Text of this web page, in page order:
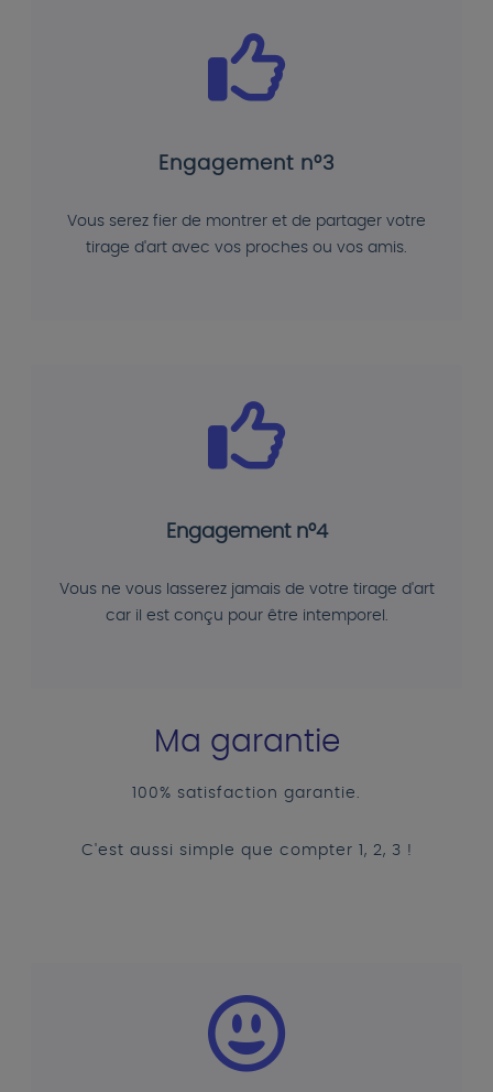
Engagement n°3
Vous serez fier de montrer et de partager votre
tirage d'art avec vos proches ou vos amis.
Engagement n°4
Vous ne vous lasserez jamais de votre tirage d'art
car il est conçu pour être intemporel.
Ma garantie
100% satisfaction garantie.
C'est aussi simple que compter 1, 2, 3 !